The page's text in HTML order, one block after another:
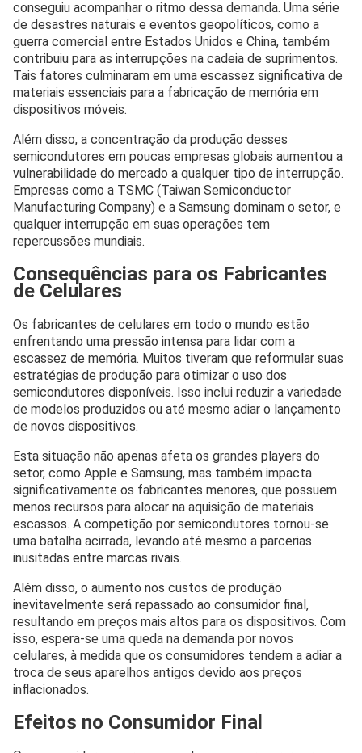
conseguiu acompanhar o ritmo dessa demanda. Uma série
de desastres naturais e eventos geopolíticos, como a
guerra comercial entre Estados Unidos e China, também
contribuiu para as interrupções na cadeia de suprimentos.
Tais fatores culminaram em uma escassez significativa de
materiais essenciais para a fabricação de memória em
dispositivos móveis.
Além disso, a concentração da produção desses
semicondutores em poucas empresas globais aumentou a
vulnerabilidade do mercado a qualquer tipo de interrupção.
Empresas como a TSMC (Taiwan Semiconductor
Manufacturing Company) e a Samsung dominam o setor, e
qualquer interrupção em suas operações tem
repercussões mundiais.
Consequências para os Fabricantes
de Celulares
Os fabricantes de celulares em todo o mundo estão
enfrentando uma pressão intensa para lidar com a
escassez de memória. Muitos tiveram que reformular suas
estratégias de produção para otimizar o uso dos
semicondutores disponíveis. Isso inclui reduzir a variedade
de modelos produzidos ou até mesmo adiar o lançamento
de novos dispositivos.
Esta situação não apenas afeta os grandes players do
setor, como Apple e Samsung, mas também impacta
significativamente os fabricantes menores, que possuem
menos recursos para alocar na aquisição de materiais
escassos. A competição por semicondutores tornou-se
uma batalha acirrada, levando até mesmo a parcerias
inusitadas entre marcas rivais.
Além disso, o aumento nos custos de produção
inevitavelmente será repassado ao consumidor final,
resultando em preços mais altos para os dispositivos. Com
isso, espera-se uma queda na demanda por novos
celulares, à medida que os consumidores tendem a adiar a
troca de seus aparelhos antigos devido aos preços
inflacionados.
Efeitos no Consumidor Final